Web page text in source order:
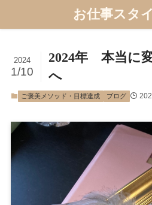
お仕事スタ
2024年 本当に
へ
2024
1/10
ご褒美メソッド・目標達成 ブログ